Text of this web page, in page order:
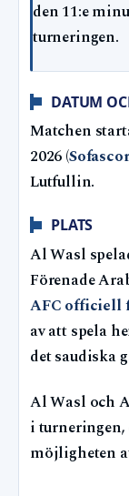
den 11:e
turneringen.
DATUM
Matchen
2026 (
Lutfullin.
PLATS
Al Wasl
Förenade
AFC officiell
av att spela
det saudiska
Al Wasl och
i
möjligheten